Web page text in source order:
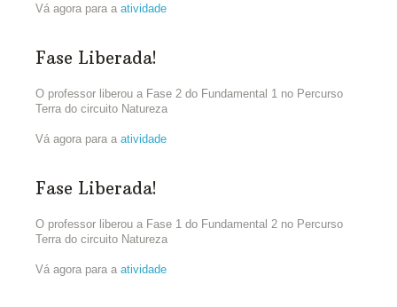
Vá agora para a atividade
Fase Liberada!
O professor liberou a Fase 2 do Fundamental 1 no Percurso
Terra do circuito Natureza
Vá agora para a atividade
Fase Liberada!
O professor liberou a Fase 1 do Fundamental 2 no Percurso
Terra do circuito Natureza
Vá agora para a atividade